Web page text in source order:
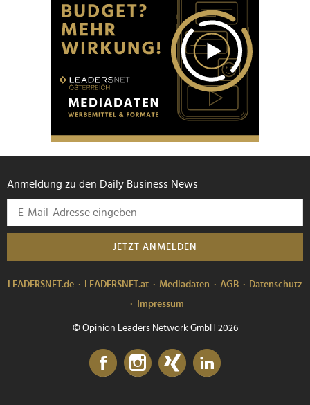
Anmeldung zu den Daily Business News
JETZT ANMELDEN
LEADERSNET.de LEADERSNET.at Mediadaten AGB
Datenschutz
Impressum
© Opinion Leaders Network GmbH 2026